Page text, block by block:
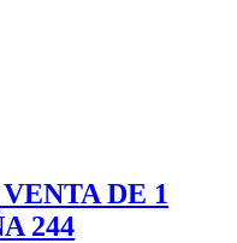
DE 1
244